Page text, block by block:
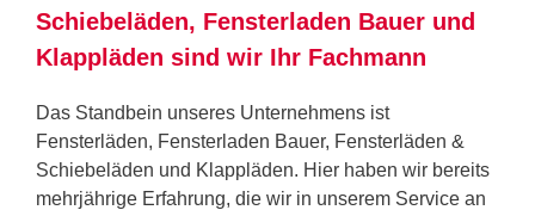
Schiebeläden, Fensterladen Bauer und
Klappläden sind wir Ihr Fachmann
Das Standbein unseres Unternehmens ist
Fensterläden, Fensterladen Bauer, Fensterläden &
Schiebeläden und Klappläden. Hier haben wir bereits
mehrjährige Erfahrung, die wir in unserem Service an